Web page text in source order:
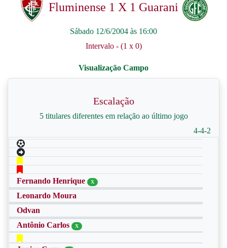
Fluminense 1 X 1 Guarani
Sábado 12/6/2004 às 16:00
Intervalo - (1 x 0)
Escalação
5 titulares diferentes em relação ao último jogo
4-4-2
Fernando Henrique X
Leonardo Moura
Odvan
Antônio Carlos
X